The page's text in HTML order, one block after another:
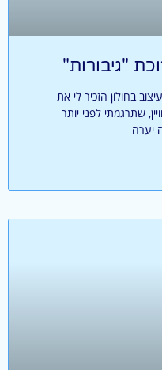
"גיבורות"
בחולון הזכיר לי את
שתרגמתי לפני יותר
יערה